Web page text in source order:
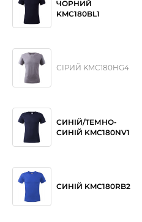
ЧОРНИЙ
KMC180BL1
СІРИЙ KMC180HG4
СИНІЙ/ТЕМНО-
СИНІЙ KMC180NV1
СИНІЙ KMC180RB2